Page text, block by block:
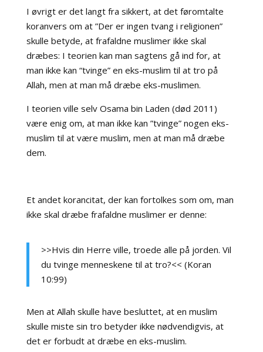
I øvrigt er det langt fra sikkert, at det føromtalte
koranvers om at ”Der er ingen tvang i religionen”
skulle betyde, at frafaldne muslimer ikke skal
dræbes: I teorien kan man sagtens gå ind for, at
man ikke kan “tvinge” en eks-muslim til at tro på
Allah, men at man må dræbe eks-muslimen.
I teorien ville selv Osama bin Laden (død 2011)
være enig om, at man ikke kan ”tvinge” nogen eks-
muslim til at være muslim, men at man må dræbe
dem.
Et andet korancitat, der kan fortolkes som om, man
ikke skal dræbe frafaldne muslimer er denne:
>>Hvis din Herre ville, troede alle på jorden. Vil
du tvinge menneskene til at tro?<< (Koran
10:99)
Men at Allah skulle have besluttet, at en muslim
skulle miste sin tro betyder ikke nødvendigvis, at
det er forbudt at dræbe en eks-muslim.